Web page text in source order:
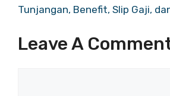
Tunjangan, Benefit, Slip Gaji,
Leave A